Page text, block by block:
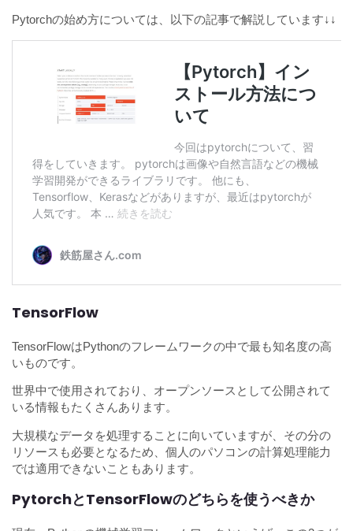
Pytorchの始め方については、以下の記事で解説しています↓↓
TensorFlow
TensorFlowはPythonのフレームワークの中で最も知名度の高
いものです。
世界中で使用されており、オープンソースとして公開されて
いる情報もたくさんあります。
大規模なデータを処理することに向いていますが、その分の
リソースも必要となるため、個人のパソコンの計算処理能力
では適用できないこともあります。
PytorchとTensorFlowのどちらを使うべきか